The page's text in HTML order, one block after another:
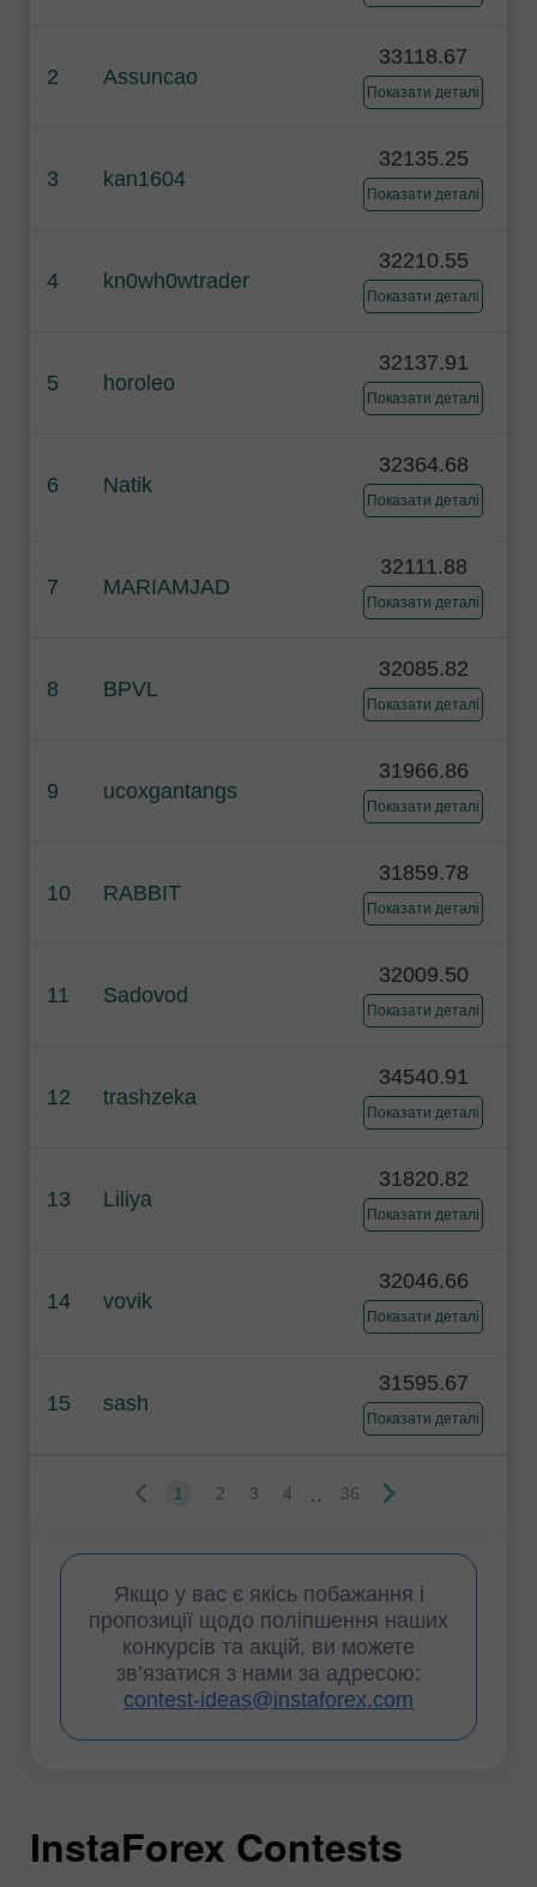
2 Assuncao
33118.67
Показати деталі
3 kan1604
32135.25
Показати деталі
4 kn0wh0wtrader
32210.55
Показати деталі
5 horoleo
32137.91
Показати деталі
6 Natik
32364.68
Показати деталі
7 MARIAMJAD
32111.88
Показати деталі
8 BPVL
32085.82
Показати деталі
9 ucoxgantangs
31966.86
Показати деталі
10 RABBIT
31859.78
Показати деталі
11 Sadovod
32009.50
Показати деталі
12 trashzeka
34540.91
Показати деталі
13 Liliya
31820.82
Показати деталі
14 vovik
32046.66
Показати деталі
15 sash
31595.67
Показати деталі
1 2 3 4 .. 36
Якщо у вас є якісь побажання і
пропозиції щодо поліпшення наших
конкурсів та акцій, ви можете
зв’язатися з нами за адресою:
contest-ideas@instaforex.com
InstaForex Contests